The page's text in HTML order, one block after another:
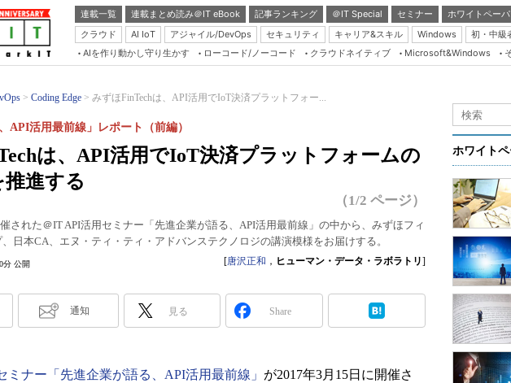
連載一覧 連載まとめ読み＠IT eBook 記事ランキング ＠IT Special セミナー
ホワイトペー
クラウド
AI IoT アジャイル/DevOps セキュリティ キャリア&スキル Windows 初・中級
Server & Storage
Java Agile
Database Expert
Master of IP Network
Security & Trust
Test & Tools
Insider.NET
AIを作り動かし守り生かす ローコード/ノーコード クラウドネイティブ Microsoft&Windows
Coding Edge みずほFinTechは、API活用でIoT決済プラットフォー...
は、API活用でIoT決済プラットフォームの
進する
API活用最前線」レポート（前編）
（1/2 ページ）
された＠IT API活用セミナー「先進企業が語る、API活用最前線」の中から、みずほフィ
日本CA、エヌ・ティ・ティ・アドバンステクノロジの講演模様をお届けする。
分 公開 [唐沢正和 ， ヒューマン・データ・ラボラトリ]
通知 見る Share
ミナー「先進企業が語る、API活用最前線」 が2017年3月15日に開催さ
ホワイト